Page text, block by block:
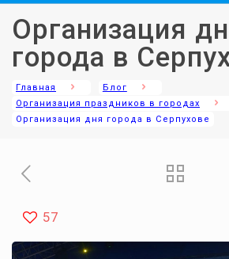
Организация
города в
Главная
Блог
Организация праздников в городах
Организация дня города в Серпухове
57